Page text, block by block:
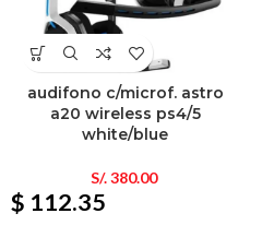
audifono c/microf. astro
a20 wireless ps4/5
white/blue
S/.380.00
$ 112.35